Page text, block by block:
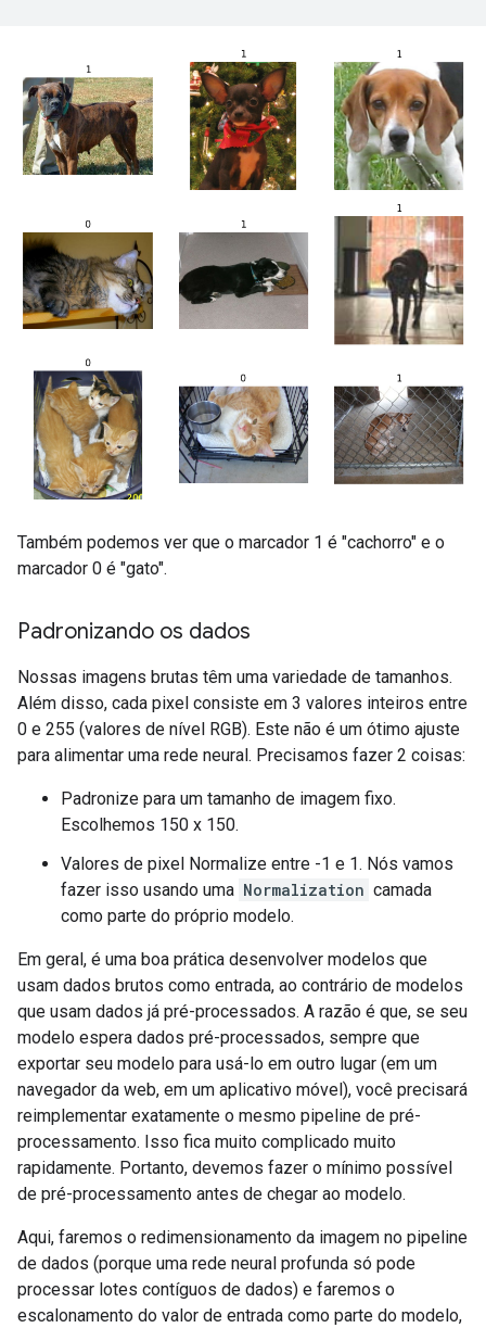
Também podemos ver que o marcador 1 é "cachorro" e o
marcador 0 é "gato".
Padronizando os dados
Nossas imagens brutas têm uma variedade de tamanhos.
Além disso, cada pixel consiste em 3 valores inteiros entre
0 e 255 (valores de nível RGB). Este não é um ótimo ajuste
para alimentar uma rede neural. Precisamos fazer 2 coisas:
Padronize para um tamanho de imagem fixo.
Escolhemos 150 x 150.
Valores de pixel Normalize entre -1 e 1. Nós vamos
fazer isso usando uma Normalization camada
como parte do próprio modelo.
Em geral, é uma boa prática desenvolver modelos que
usam dados brutos como entrada, ao contrário de modelos
que usam dados já pré-processados. A razão é que, se seu
modelo espera dados pré-processados, sempre que
exportar seu modelo para usá-lo em outro lugar (em um
navegador da web, em um aplicativo móvel), você precisará
reimplementar exatamente o mesmo pipeline de pré-
processamento. Isso fica muito complicado muito
rapidamente. Portanto, devemos fazer o mínimo possível
de pré-processamento antes de chegar ao modelo.
Aqui, faremos o redimensionamento da imagem no pipeline
de dados (porque uma rede neural profunda só pode
processar lotes contíguos de dados) e faremos o
escalonamento do valor de entrada como parte do modelo,